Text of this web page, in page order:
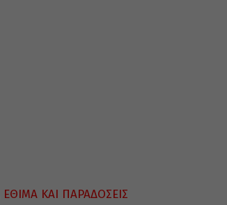
ΕΘΙΜΑ ΚΑΙ ΠΑΡΑΔΟΣΕΙΣ